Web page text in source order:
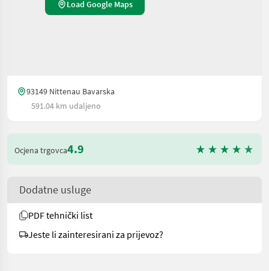
Load Google Maps
93149 Nittenau Bavarska
591.04 km udaljeno
Ocjena trgovca4.9
Dodatne usluge
PDF tehnički list
Jeste li zainteresirani za prijevoz?